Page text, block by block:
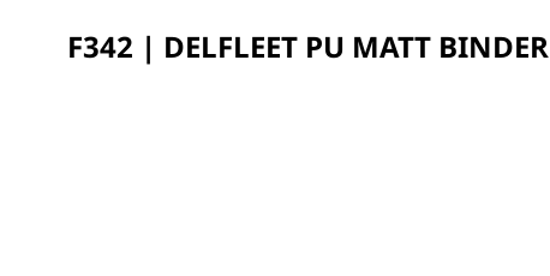
F342 | DELFLEET PU MATT BINDER